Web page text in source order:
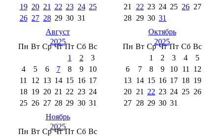
19 20 21 22 23 24 25
26 27 28 29 30 31
21
22 23 24 25 26 27
28 29 30 31
Август
2025
Пн Вт Ср Чт Пт Сб Вс
1
2
3
4
5 6 7 8 9
10
11
12 13 14 15 16 17
18 19 20 21 22 23 24
25 26 27 28 29 30 31
Октябрь
2025
Пн Вт Ср Чт Пт Сб Вс
1
2 3 4
5
6
7 8 9 10 11
12
13 14 15 16 17 18 19
20 21 22 23 24 25 26
27 28 29 30 31
Ноябрь
2025
Пн Вт Ср Чт Пт Сб Вс